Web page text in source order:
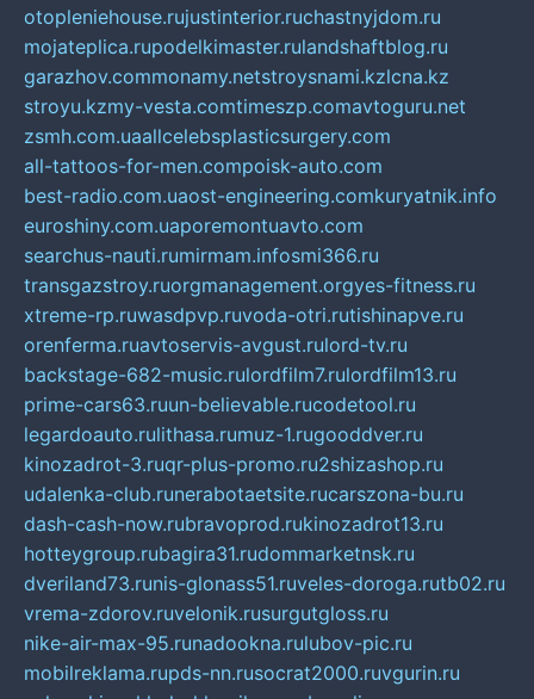
otopleniehouse.rujustinterior.ruchastnyjdom.ru
mojateplica.rupodelkimaster.rulandshaftblog.ru
garazhov.commonamy.netstroysnami.kzlcna.kz
stroyu.kzmy-vesta.comtimeszp.comavtoguru.net
zsmh.com.uaallcelebsplasticsurgery.com
all-tattoos-for-men.compoisk-auto.com
best-radio.com.uaost-engineering.comkuryatnik.info
euroshiny.com.uaporemontuavto.com
searchus-nauti.rumirmam.infosmi366.ru
transgazstroy.ruorgmanagement.orgyes-fitness.ru
xtreme-rp.ruwasdpvp.ruvoda-otri.rutishinapve.ru
orenferma.ruavtoservis-avgust.rulord-tv.ru
backstage-682-music.rulordfilm7.rulordfilm13.ru
prime-cars63.ruun-believable.rucodetool.ru
legardoauto.rulithasa.rumuz-1.rugooddver.ru
kinozadrot-3.ruqr-plus-promo.ru2shizashop.ru
udalenka-club.runerabotaetsite.rucarszona-bu.ru
dash-cash-now.rubravoprod.rukinozadrot13.ru
hotteygroup.rubagira31.rudommarketnsk.ru
dveriland73.runis-glonass51.ruveles-doroga.rutb02.ru
vrema-zdorov.ruvelonik.rusurgutgloss.ru
nike-air-max-95.runadookna.rulubov-pic.ru
mobilreklama.rupds-nn.rusocrat2000.ruvgurin.ru